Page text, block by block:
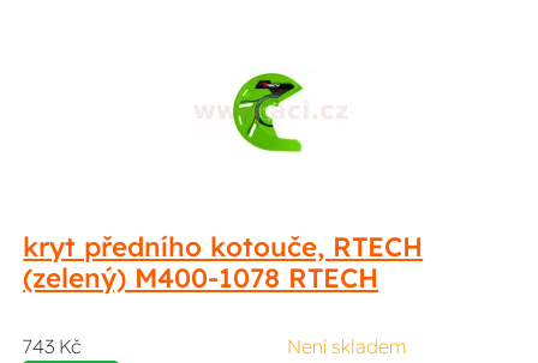
kryt předního kotouče, RTECH
(zelený) M400-1078 RTECH
743 Kč Není skladem